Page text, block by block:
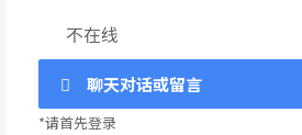
不在线
聊天对话或留言
*请首先登录